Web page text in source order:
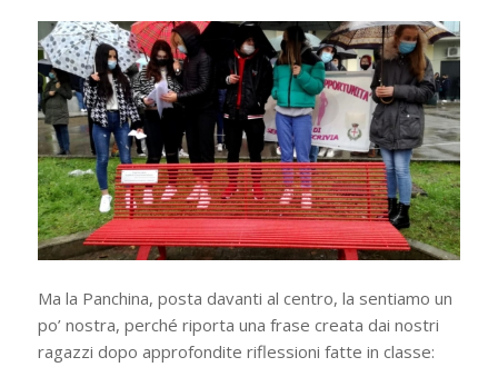
Ma la Panchina, posta davanti al centro, la sentiamo un
po’ nostra, perché riporta una frase creata dai nostri
ragazzi dopo approfondite riflessioni fatte in classe: